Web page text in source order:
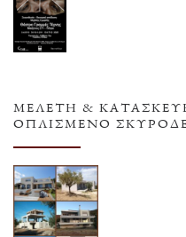
ΜΕΛΕΤΗ &
ΟΠΛΙΣΜΕΝΟ